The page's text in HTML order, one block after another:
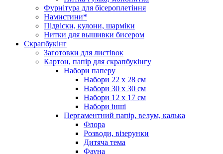
Фурнітура для бісероплетіння
Намистини*
Підвіски, кулони, шарміки
Нитки для вышивки бисером
Скрапбукінг
Заготовки для листівок
Картон, папір для скрапбукінгу
Набори паперу
Набори 22 х 28 см
Набори 30 х 30 см
Набори 12 х 17 см
Набори інші
Пергаментний папір, велум, калька
Флора
Розводи, візерунки
Дитяча тема
Фауна